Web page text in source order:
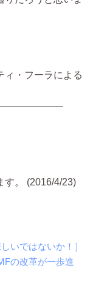
ィ・フーラによる
す。 (2016/4/23)
いではないか！］
の改革が一歩進